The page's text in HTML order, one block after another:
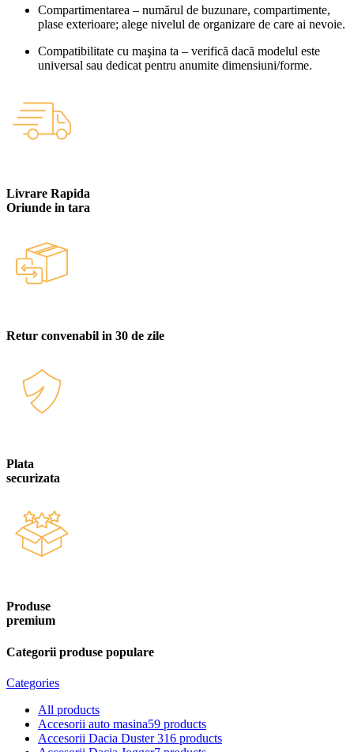
Compartimentarea – numărul de buzunare, compartimente,
plase exterioare; alege nivelul de organizare de care ai nevoie.
Compatibilitate cu maşina ta – verifică dacă modelul este
universal sau dedicat pentru anumite dimensiuni/forme.
Livrare Rapida
Oriunde in tara
Retur convenabil in 30 de zile
Plata
securizata
Produse
premium
Categorii produse populare
Categories
All products
Accesorii auto masina59 products
Accesorii Dacia Duster 316 products